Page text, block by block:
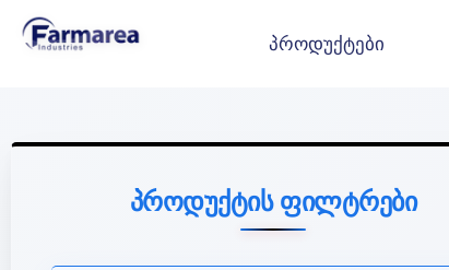
პროდუქტები
პროდუქტის ფილტრები